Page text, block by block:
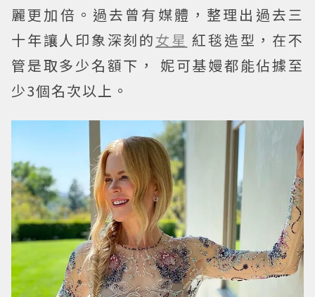
麗更加倍。過去曾有媒體，整理出過去三
十年讓人印象深刻的女星 紅毯造型，在不
管是取多少名額下， 妮可基嫚都能佔據至
少3個名次以上。